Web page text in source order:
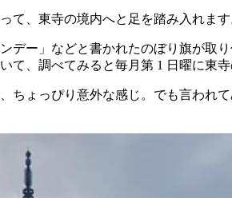
て、東寺の境内へと足を踏み入れます
ー」などと書かれたのぼり旗が取
、調べてみると毎月第 1 日曜に東
ょっぴり意外な感じ。でも言われ